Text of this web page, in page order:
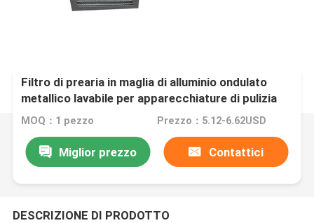
Filtro di prearia in maglia di alluminio ondulato
metallico lavabile per apparecchiature di pulizia
MOQ：1 pezzo Prezzo：5.12-6.62USD
Miglior prezzo Contattici
DESCRIZIONE DI PRODOTTO